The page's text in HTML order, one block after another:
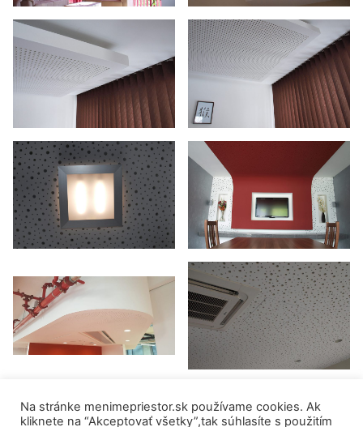
Na stránke menimepriestor.sk používame cookies. Ak
kliknete na “Akceptovať všetky”,tak súhlasíte s použitím